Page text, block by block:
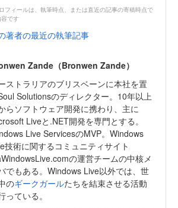
フィールは、執筆時点、または直近の記事の寄稿時点で
です
著者の最近の執筆記事
Zande（Bronwen Zande）
ストラリアのブリスベーンに本社を置
Solutionsのディレクター。10年以上
らソフトウェア開発に携わり、主に
Liveと.NET開発を専門とする。
Live ServicesのMVP。Windows
技術に関するコミュニティサイト
の運営チームの中核メ
でもある。Windows Live以外では、世
のギークガールたちを結束させる活動
っている。